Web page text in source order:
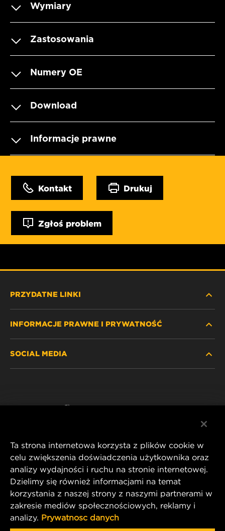
Wymiary
Zastosowania
Numery OE
Download
Informacje prawne
Kontakt Drukuj
Zgłoś problem
PRZYDATNE LINKI
GDZIE KUPIĆ
INFORMACJE PRAWNE I PRYWATNOŚĆ
SOCIAL MEDIA
MANN+HUMMEL FT Poland
ul. Wrocławska 145,
63-800 GOSTYŃ, POLAND
Tel. +48 65 572 89 00
E-mail: info@mann-hummel.com
Ta strona internetowa korzysta z plików cookie w
celu zwiększenia doświadczenia użytkownika oraz
analizy wydajności i ruchu na stronie internetowej.
Dzielimy się również informacjami na temat
korzystania z naszej strony z naszymi partnerami w
zakresie mediów społecznościowych, reklamy i
analizy. Prywatnosc danych